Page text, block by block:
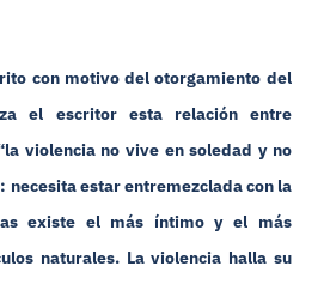
con motivo del otorgamiento del
el escritor esta relación entre
violencia no vive en soledad y no
necesita estar entremezclada con la
existe el más íntimo y el más
naturales. La violencia halla su